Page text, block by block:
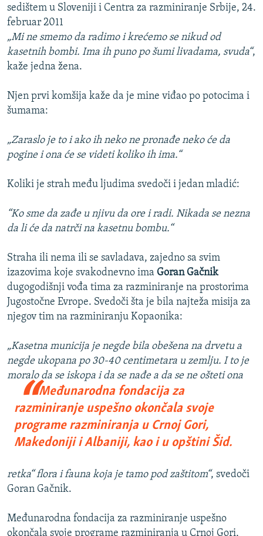
sedištem u Sloveniji i Centra za razminiranje Srbije, 24.
februar 2011
„Mi ne smemo da radimo i krećemo se nikud od
kasetnih bombi. Ima ih puno po šumi livadama, svuda“,
kaže jedna žena.
Njen prvi komšija kaže da je mine viđao po potocima i
šumama:
„Zaraslo je to i ako ih neko ne pronađe neko će da
pogine i ona će se videti koliko ih ima.“
Koliki je strah među ljudima svedoči i jedan mladić:
“Ko sme da zađe u njivu da ore i radi. Nikada se nezna
da li će da natrči na kasetnu bombu.“
Straha ili nema ili se savladava, zajedno sa svim
izazovima koje svakodnevno ima Goran Gačnik
dugogodišnji vođa tima za razminiranje na prostorima
Jugostočne Evrope. Svedoči šta je bila najteža misija za
njegov tim na razminiranju Kopaonika:
„Kasetna municija je negde bila obešena na drvetu a
negde ukopana po 30-40 centimetara u zemlju. I to je
moralo da se iskopa i da se
Međunarodna fondacija za
razminiranje uspešno okončala svoje
programe razminiranja u Crnoj Gori,
Makedoniji i Albaniji, kao i u opštini Šid.
nađe a da se ne ošteti ona
retka“ flora i fauna koja je tamo pod zaštitom“, svedoči
Goran Gačnik.
Međunarodna fondacija za razminiranje uspešno
okončala svoje programe razminiranja u Crnoj Gori,